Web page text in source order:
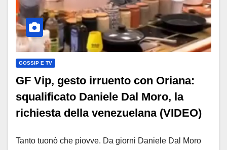
GOSSIP E TV
GF Vip, gesto irruento con Oriana:
squalificato Daniele Dal Moro, la
richiesta della venezuelana (VIDEO)
Tanto tuonò che piovve. Da giorni Daniele Dal Moro